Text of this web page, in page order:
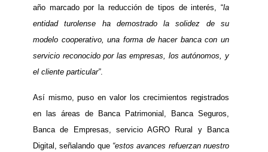
año marcado por la reducción de tipos de interés, “la
entidad turolense ha demostrado la solidez de su
modelo cooperativo, una forma de hacer banca con un
servicio reconocido por las empresas, los autónomos, y
el cliente particular”.
Así mismo, puso en valor los crecimientos registrados
en las áreas de Banca Patrimonial, Banca Seguros,
Banca de Empresas, servicio AGRO Rural y Banca
Digital, señalando que“estos avances refuerzan nuestro